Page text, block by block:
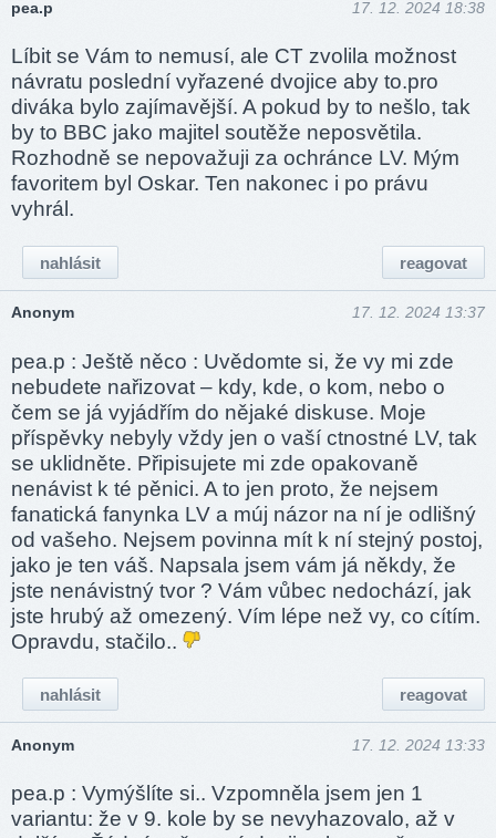
pea.p 17. 12. 2024 18:38
Líbit se Vám to nemusí, ale CT zvolila možnost
návratu poslední vyřazené dvojice aby to.pro
diváka bylo zajímavější. A pokud by to nešlo, tak
by to BBC jako majitel soutěže neposvětila.
Rozhodně se nepovažuji za ochránce LV. Mým
favoritem byl Oskar. Ten nakonec i po právu
vyhrál.
reagovat
nahlásit
Anonym 17. 12. 2024 13:37
pea.p : Ještě něco : Uvědomte si, že vy mi zde
nebudete nařizovat – kdy, kde, o kom, nebo o
čem se já vyjádřím do nějaké diskuse. Moje
příspěvky nebyly vždy jen o vaší ctnostné LV, tak
se uklidněte. Připisujete mi zde opakovaně
nenávist k té pěnici. A to jen proto, že nejsem
fanatická fanynka LV a múj názor na ní je odlišný
od vašeho. Nejsem povinna mít k ní stejný postoj,
jako je ten váš. Napsala jsem vám já někdy, že
jste nenávistný tvor ? Vám vůbec nedochází, jak
jste hrubý až omezený. Vím lépe než vy, co cítím.
Opravdu, stačilo..
reagovat
nahlásit
Anonym 17. 12. 2024 13:33
pea.p : Vymýšlíte si.. Vzpomněla jsem jen 1
variantu: že v 9. kole by se nevyhazovalo, až v